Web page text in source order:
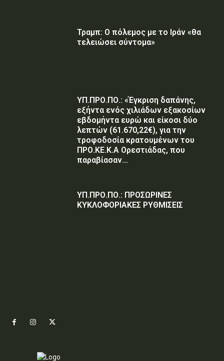
Τραμπ: Ο πόλεμος με το Ιράν «θα
τελειώσει σύντομα»
ΥΠ.ΠΡΟ.ΠΟ.: «Έγκριση δαπάνης,
εξήντα ενός χιλιάδων εξακοσίων
εβδομήντα ευρώ και είκοσι δύο
λεπτών (61.670,22€), για την
τροφοδοσία κρατουμένων του
ΠΡΟ.ΚΕ.Κ.Α Ορεστιάδας, που
παραβίασαν...
ΥΠ.ΠΡΟ.ΠΟ.: ΠΡΟΣΩΡΙΝΕΣ
ΚΥΚΛΟΦΟΡΙΑΚΕΣ ΡΥΘΜΙΣΕΙΣ